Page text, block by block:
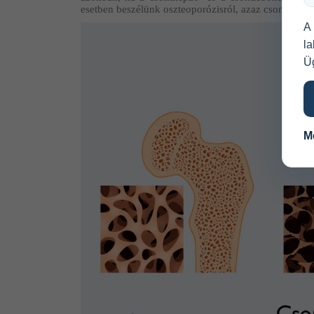
esetben beszélünk oszteoporózisról, azaz
A